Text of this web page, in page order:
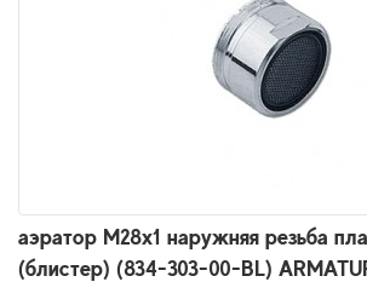
аэратор M28x1 наружняя резьба
(блистер) (834-303-00-BL)